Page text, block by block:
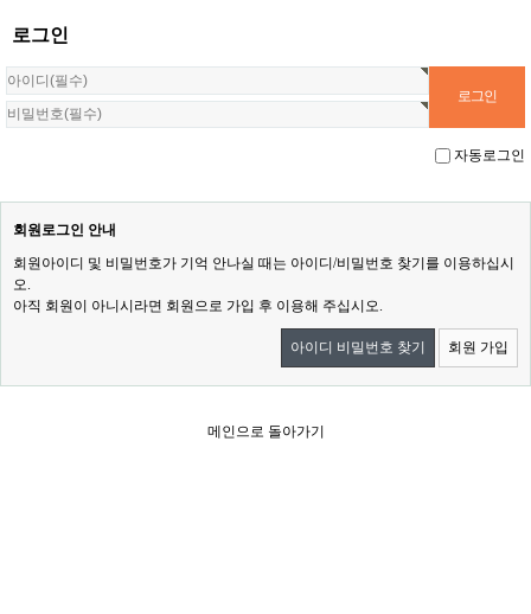
로그인
자동로그인
회원로그인 안내
회원아이디 및 비밀번호가 기억 안나실 때는 아이디/비밀번호 찾기를 이용하십시
오.
아직 회원이 아니시라면 회원으로 가입 후 이용해 주십시오.
아이디 비밀번호 찾기 회원 가입
메인으로 돌아가기